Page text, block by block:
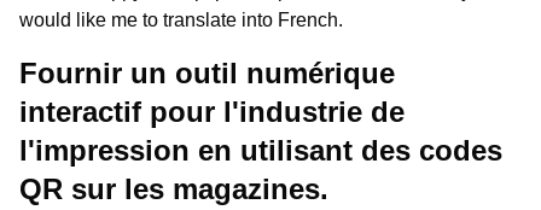
would like me to translate into French.
Fournir un outil numérique
interactif pour l'industrie de
l'impression en utilisant des codes
QR sur les magazines.